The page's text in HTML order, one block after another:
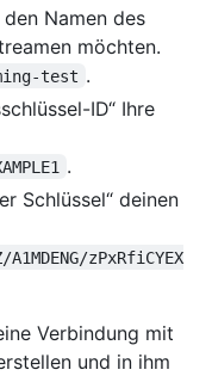
den Namen des
möchten.
test .
ID“ Ihre
.
Schlüssel“ deinen
zPxRfiCYEX
Verbindung mit
und in ihm